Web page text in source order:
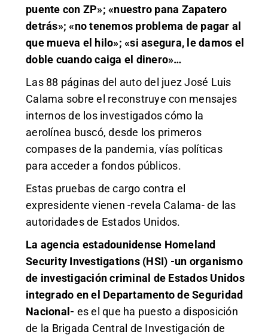
puente con ZP»; «nuestro pana Zapatero
detrás»; «no tenemos problema de pagar al
que mueva el hilo»; «si asegura, le damos el
doble cuando caiga el dinero»…
Las 88 páginas del auto del juez José Luis
Calama sobre el reconstruye con mensajes
internos de los investigados cómo la
aerolínea buscó, desde los primeros
compases de la pandemia, vías políticas
para acceder a fondos públicos.
Estas pruebas de cargo contra el
expresidente vienen -revela Calama- de las
autoridades de Estados Unidos.
La agencia estadounidense Homeland
Security Investigations (HSI) -un organismo
de investigación criminal de Estados Unidos
integrado en el Departamento de Seguridad
Nacional- es el que ha puesto a disposición
de la Brigada Central de Investigación de